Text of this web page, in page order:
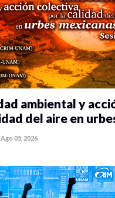
ambiental y
del aire en
Ago 05, 2026